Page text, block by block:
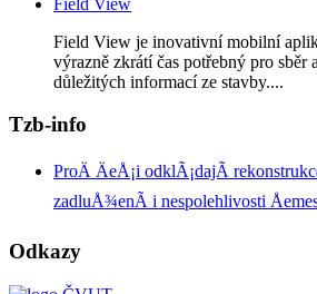
Field View je inovativní mobilní
výrazně zkrátí čas potřebný pro sběr
důležitých informací ze stavby....
Tzb-info
ProÄ ÄeÅ¡i odklÃ¡dajÃ­
zadluÅ¾enÃ­ i nespolehlivosti
Odkazy